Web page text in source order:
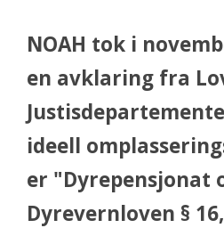
NOAH tok i
en avklaring fra
ideell
er "Dyrepensjonat
Dyrevernloven §